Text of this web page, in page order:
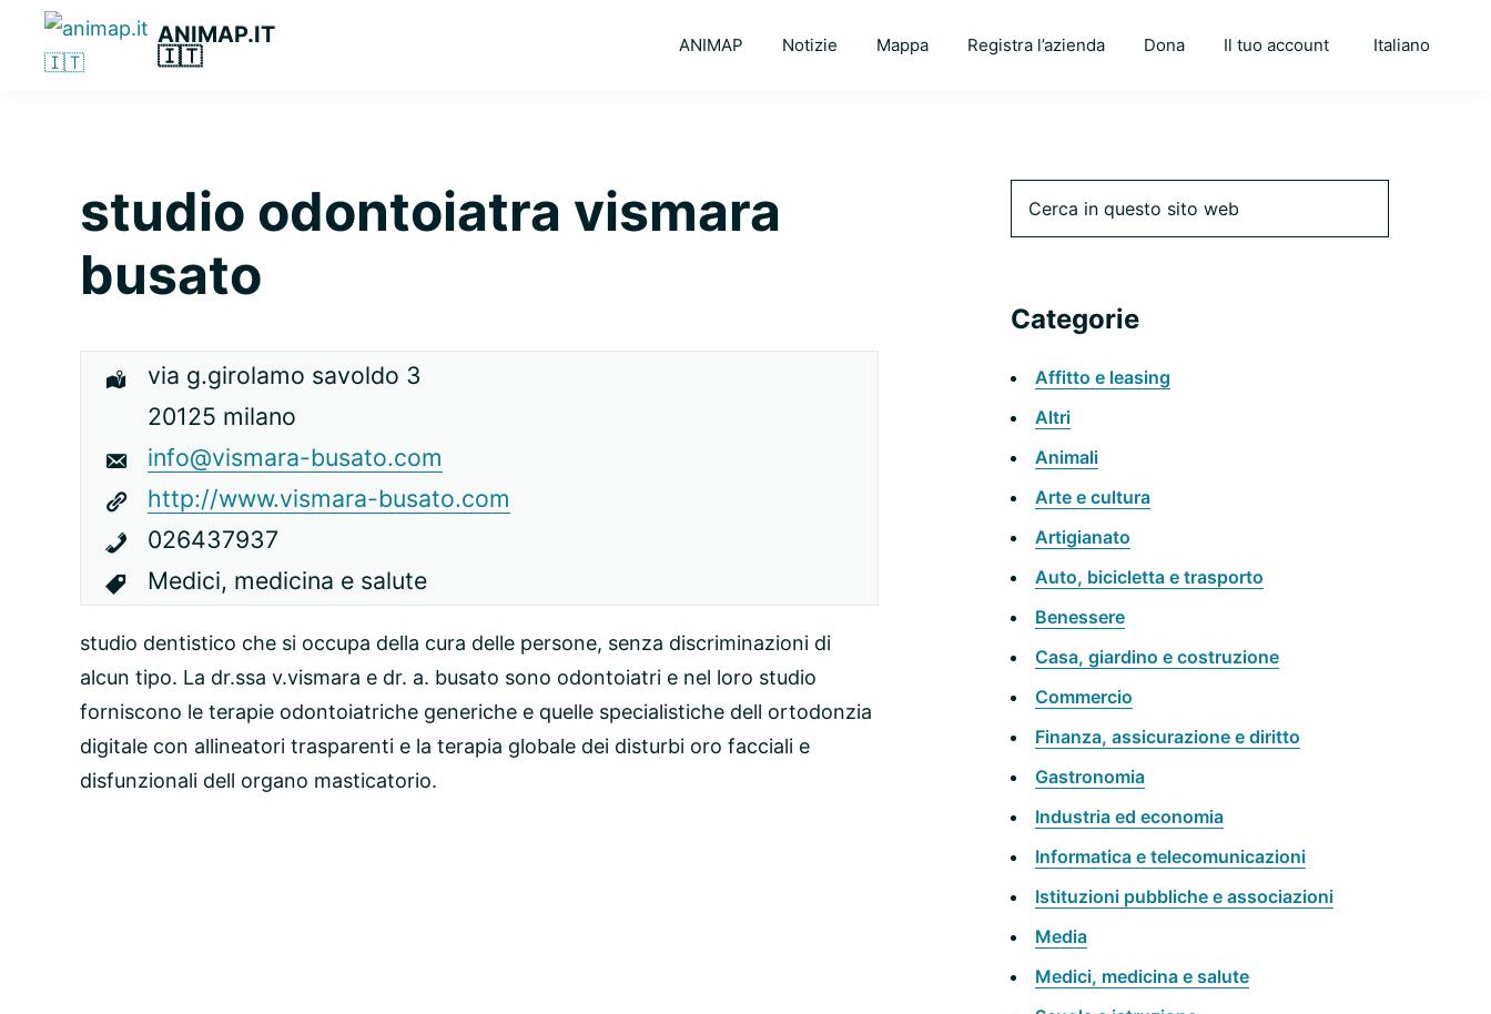
Passa
Passa
Passa
ANIMAP.IT
🇮🇹
ANIMAP Notizie Mappa Registra l’azienda Dona Il tuo account Italiano
studio odontoiatra vismara
busato
via g.girolamo savoldo 3
20125 milano
info@vismara-busato.com
http://www.vismara-busato.com
026437937
Medici, medicina e salute
studio dentistico che si occupa della cura delle persone, senza discriminazioni di
alcun tipo. La dr.ssa v.vismara e dr. a. busato sono odontoiatri e nel loro studio
forniscono le terapie odontoiatriche generiche e quelle specialistiche dell ortodonzia
digitale con allineatori trasparenti e la terapia globale dei disturbi oro facciali e
disfunzionali dell organo masticatorio.
Barra
primaria
Categorie
Affitto e leasing
Altri
Animali
Arte e cultura
Artigianato
Auto, bicicletta e trasporto
Benessere
Casa, giardino e costruzione
Commercio
Finanza, assicurazione e diritto
Gastronomia
Industria ed economia
Informatica e telecomunicazioni
Istituzioni pubbliche e associazioni
Media
Medici, medicina e salute